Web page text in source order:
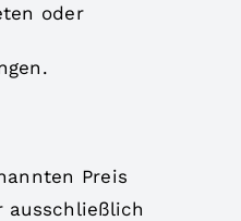
oder
Preis
ausschließlich